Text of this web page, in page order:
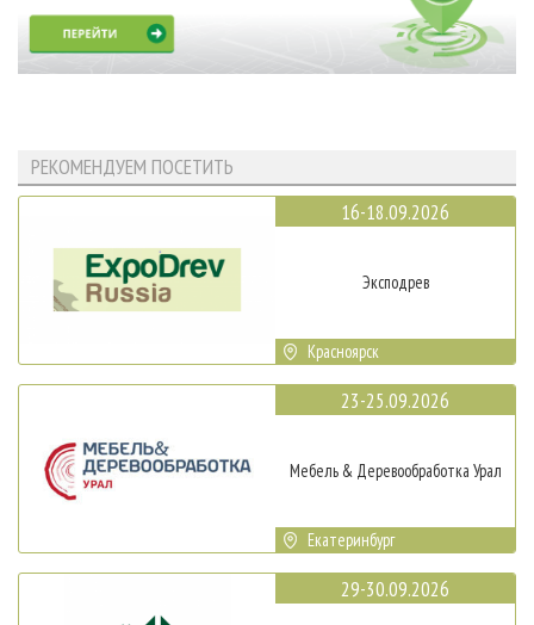
РЕКОМЕНДУЕМ ПОСЕТИТЬ
16-18.09.2026
Эксподрев
Красноярск
23-25.09.2026
Мебель & Деревообработка Урал
Екатеринбург
29-30.09.2026